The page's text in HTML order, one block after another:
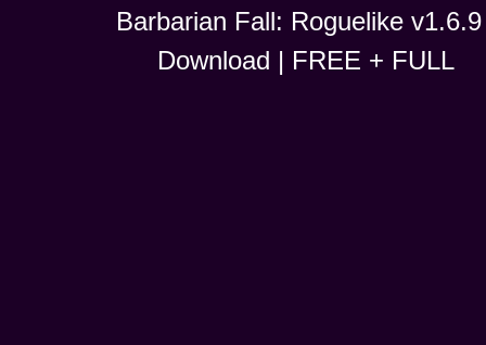
Barbarian Fall: Roguelike
Download | FREE + FULL